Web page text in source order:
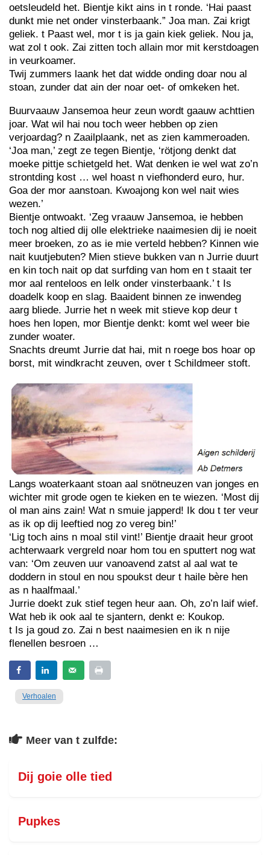
oetsleudeld het. Bientje kikt ains in t ronde. ‘Hai paast
dunkt mie net onder vinsterbaank.” Joa man. Zai krigt
geliek. t Paast wel, mor t is ja gain kiek geliek. Nou ja,
wat zol t ook. Zai zitten toch allain mor mit kerstdoagen
in veurkoamer.
Twij zummers laank het dat widde onding doar nou al
stoan, zunder dat ain der noar oet- of omkeken het.
Buurvaauw Jansemoa heur zeun wordt gaauw achttien
joar. Wat wil hai nou toch weer hebben op zien
verjoardag? n Zaailplaank, net as zien kammeroaden.
‘Joa man,’ zegt ze tegen Bientje, ‘rötjong denkt dat
moeke pittje schietgeld het. Wat denken ie wel wat zo’n
strontding kost … wel hoast n viefhonderd euro, hur.
Goa der mor aanstoan. Kwoajong kon wel nait wies
wezen.’
Bientje ontwoakt. ‘Zeg vraauw Jansemoa, ie hebben
toch nog altied dij olle elektrieke naaimesien dij ie noeit
meer broeken, zo as ie mie verteld hebben? Kinnen wie
nait kuutjebuten? Mien stieve bukken van n Jurrie duurt
en kin toch nait op dat surfding van hom en t staait ter
mor aal renteloos en lelk onder vinsterbaank.’ t Is
doadelk koop en slag. Baaident binnen ze inwendeg
aarg bliede. Jurrie het n week mit stieve kop deur t
hoes hen lopen, mor Bientje denkt: komt wel weer bie
zunder woater.
Snachts dreumt Jurrie dat hai, mit n roege bos hoar op
borst, mit windkracht zeuven, over t Schildmeer stoft.
Langs woaterkaant stoan aal snötneuzen van jonges en
wichter mit grode ogen te kieken en te wiezen. ‘Most dij
ol man ains zain! Wat n smuie japperd! Ik dou t ter veur
as ik op dij leeftied nog zo vereg bin!’
‘Lig toch ains n moal stil vint!’ Bientje draait heur groot
achterwaark vergreld noar hom tou en sputtert nog wat
van: ‘Om zeuven uur vanoavend zatst al aal wat te
doddern in stoul en nou spoukst deur t haile bère hen
as n haalfmaal.’
Jurrie doekt zuk stief tegen heur aan. Oh, zo’n laif wief.
Wat heb ik ook aal te sjantern, denkt e: Koukop.
t Is ja goud zo. Zai n best naaimesien en ik n nije
flenellen besroen …
Verhoalen
Meer van t zulfde:
Dij goie olle tied
Pupkes